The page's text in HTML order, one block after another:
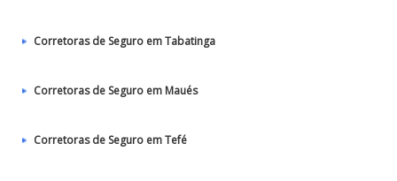
Corretoras de Seguro em Tabatinga
Corretoras de Seguro em Maués
Corretoras de Seguro em Tefé